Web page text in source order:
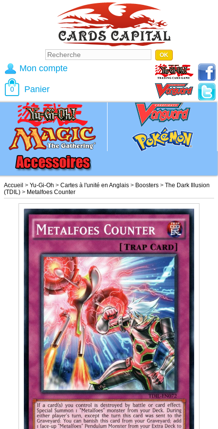
Accueil > Yu-Gi-Oh > Cartes à l'unité en Anglais > Boosters > The Dark Illusion
(TDIL) > Metalfoes Counter
Mon compte
0 Panier